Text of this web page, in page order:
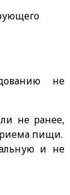
не
не ранее,
пищи.
и не